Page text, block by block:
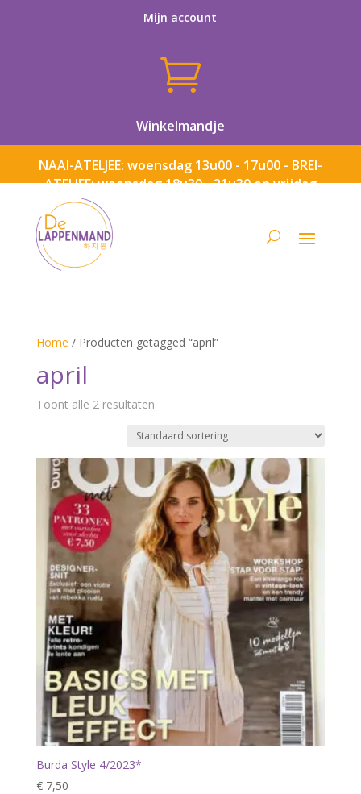
Mijn account

Winkelmandje
NAAI-ATELJEE: woensdag 13u00 - 17u00 - BREI-
ATELJEE: woensdag 18u30 - 21u30 en vrijdag
Home / Producten getagged “april”
april
Toont alle 2 resultaten
Burda Style 4/2023*
€7,50